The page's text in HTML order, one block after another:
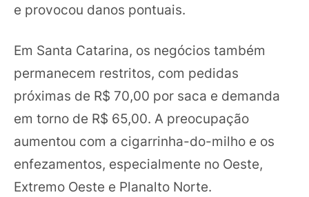
e provocou danos pontuais.
Em Santa Catarina, os negócios também
permanecem restritos, com pedidas
próximas de R$ 70,00 por saca e demanda
em torno de R$ 65,00. A preocupação
aumentou com a cigarrinha-do-milho e os
enfezamentos, especialmente no Oeste,
Extremo Oeste e Planalto Norte.